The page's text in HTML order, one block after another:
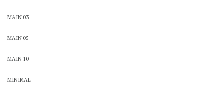
MAIN 03
MAIN 05
MAIN 10
MINIMAL